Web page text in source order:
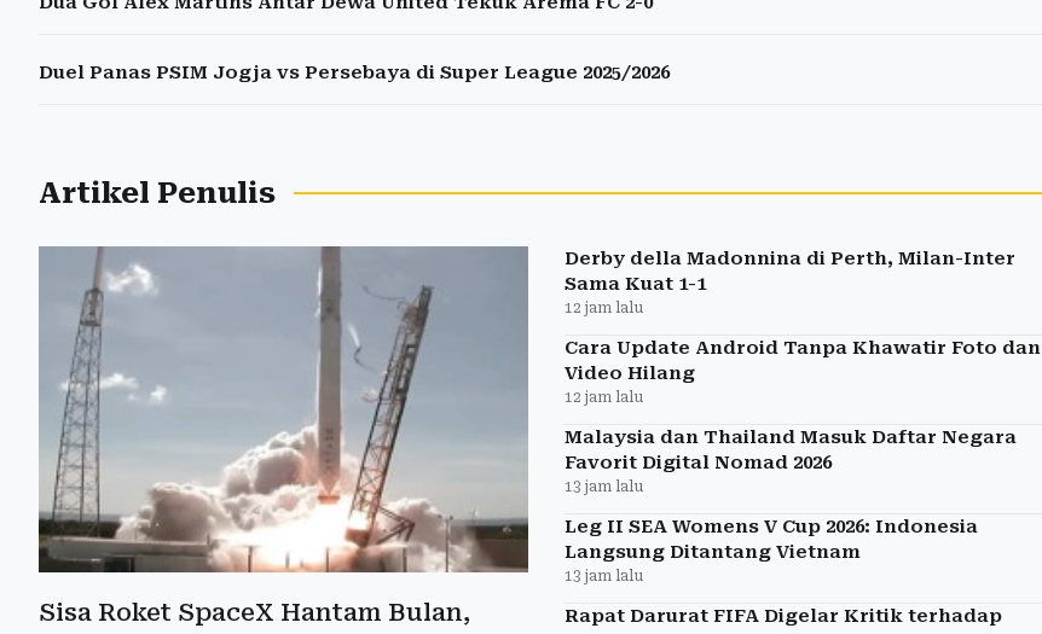
Duel Panas PSIM Jogja vs Persebaya di Super League 2025/2026
Artikel Penulis
Sisa Roket SpaceX Hantam Bulan,
Derby della Madonnina di Perth, Milan-Inter
Sama Kuat 1-1
12 jam lalu
Cara Update Android Tanpa Khawatir Foto dan
Video Hilang
12 jam lalu
Malaysia dan Thailand Masuk Daftar Negara
Favorit Digital Nomad 2026
13 jam lalu
Leg II SEA Womens V Cup 2026: Indonesia
Langsung Ditantang Vietnam
13 jam lalu
Rapat Darurat FIFA Digelar Kritik terhadap